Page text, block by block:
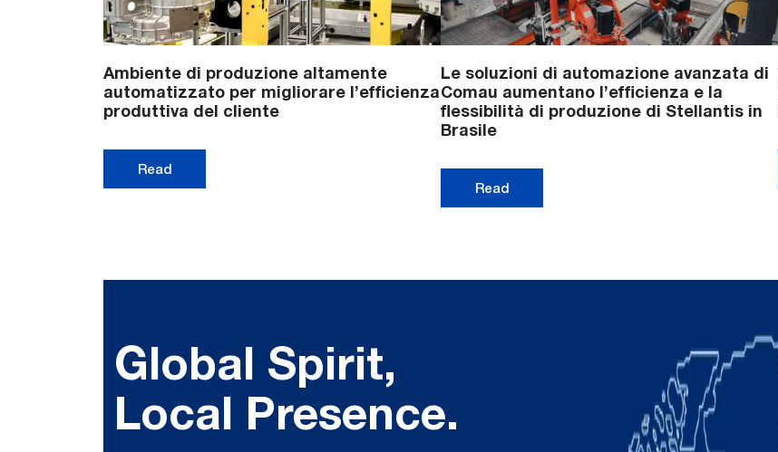
Ambiente di produzione altamente
automatizzato per migliorare l’efficienza
produttiva del cliente
Read
Le soluzioni di automazione avanzata di
Comau aumentano l’efficienza e la
flessibilità di produzione di Stellantis in
Brasile
Read
Global Spirit,
Local Presence.